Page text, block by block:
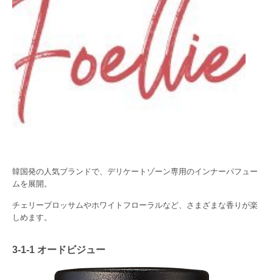
韓国発の人気ブランドで、デリケートゾーン専用のインナーパフュー
ムを展開。
チェリーブロッサムやホワイトフローラルなど、さまざまな香りが楽
しめます。
3-1-1 オードビジュー